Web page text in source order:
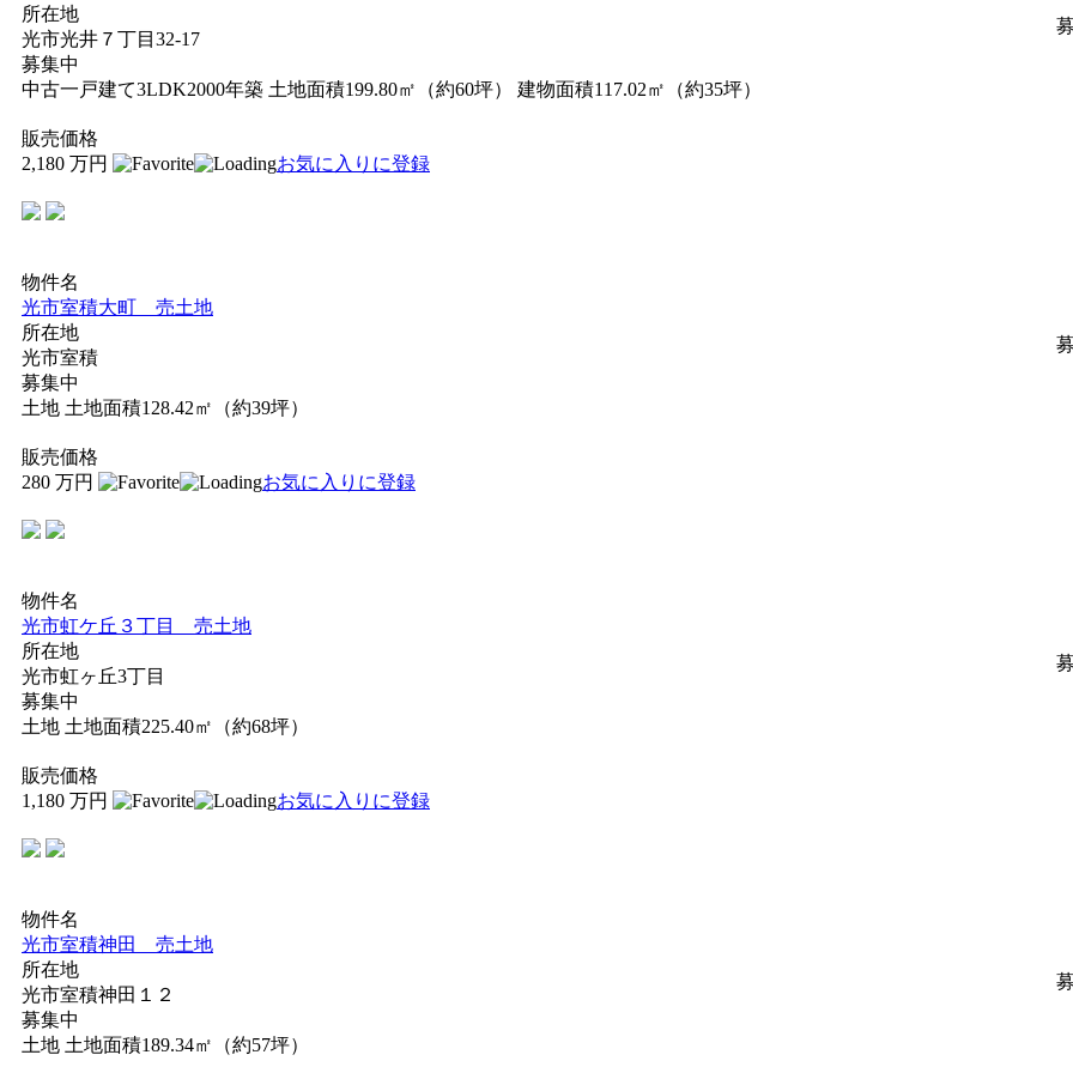
所在地
光市光井７丁目32-17
募集中
中古一戸建て3LDK2000年築 土地面積199.80㎡（約60坪） 建物面積117.02㎡（約35坪）
販売価格
2,180 万円 お気に入りに登録
物件名
光市室積大町 売土地
所在地
光市室積
募集中
土地 土地面積128.42㎡（約39坪）
販売価格
280 万円 お気に入りに登録
物件名
光市虹ケ丘３丁目 売土地
所在地
光市虹ヶ丘3丁目
募集中
土地 土地面積225.40㎡（約68坪）
販売価格
1,180 万円 お気に入りに登録
物件名
光市室積神田 売土地
所在地
光市室積神田１２
募集中
土地 土地面積189.34㎡（約57坪）